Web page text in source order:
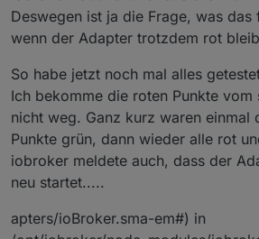
wenn man direkte
Also auch die Batterie.
Deswegen ist ja die Frage, was das
wenn der Adapter trotzdem rot
So habe jetzt noch mal alles
Ich bekomme die roten Punkte vom
nicht weg. Ganz kurz waren einmal
Punkte grün, dann wieder alle rot
iobroker meldete auch, dass der
neu startet.....
apters/ioBroker.sma-em#) in